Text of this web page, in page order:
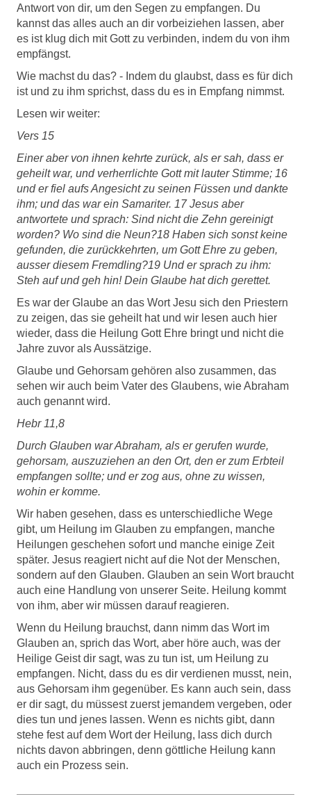
Antwort von dir, um den Segen zu empfangen. Du
kannst das alles auch an dir vorbeiziehen lassen, aber
es ist klug dich mit Gott zu verbinden, indem du von ihm
empfängst.
Wie machst du das? - Indem du glaubst, dass es für dich
ist und zu ihm sprichst, dass du es in Empfang nimmst.
Lesen wir weiter:
Vers 15
Einer aber von ihnen kehrte zurück, als er sah, dass er
geheilt war, und verherrlichte Gott mit lauter Stimme; 16
und er fiel aufs Angesicht zu seinen Füssen und dankte
ihm; und das war ein Samariter. 17 Jesus aber
antwortete und sprach: Sind nicht die Zehn gereinigt
worden? Wo sind die Neun?18 Haben sich sonst keine
gefunden, die zurückkehrten, um Gott Ehre zu geben,
ausser diesem Fremdling?19 Und er sprach zu ihm:
Steh auf und geh hin!Dein Glaube hat dich gerettet.
Es war der Glaube an das Wort Jesu sich den Priestern
zu zeigen, das sie geheilt hat und wir lesen auch hier
wieder, dass die Heilung Gott Ehre bringt und nicht die
Jahre zuvor als Aussätzige.
Glaube und Gehorsam gehören also zusammen, das
sehen wir auch beim Vater des Glaubens, wie Abraham
auch genannt wird.
Hebr 11,8
Durch Glauben war Abraham, als er gerufen wurde,
gehorsam, auszuziehen an den Ort, den er zum Erbteil
empfangen sollte; und er zog aus, ohne zu wissen,
wohin er komme.
Wir haben gesehen, dass es unterschiedliche Wege
gibt, um Heilung im Glauben zu empfangen, manche
Heilungen geschehen sofort und manche einige Zeit
später. Jesus reagiert nicht auf die Not der Menschen,
sondern auf den Glauben. Glauben an sein Wort braucht
auch eine Handlung von unserer Seite. Heilung kommt
von ihm, aber wir müssen darauf reagieren.
Wenn du Heilung brauchst, dann nimm das Wort im
Glauben an, sprich das Wort, aber höre auch, was der
Heilige Geist dir sagt, was zu tun ist, um Heilung zu
empfangen. Nicht, dass du es dir verdienen musst, nein,
aus Gehorsam ihm gegenüber. Es kann auch sein, dass
er dir sagt, du müssest zuerst jemandem vergeben, oder
dies tun und jenes lassen. Wenn es nichts gibt, dann
stehe fest auf dem Wort der Heilung, lass dich durch
nichts davon abbringen, denn göttliche Heilung kann
auch ein Prozess sein.